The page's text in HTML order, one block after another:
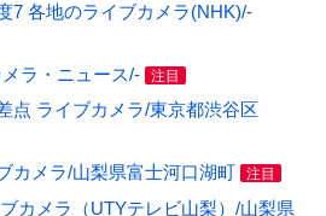
7 各地のライブカメラ(NHK)/-
ラ・ニュース/- 注目
点 ライブカメラ/東京都渋谷区
カメラ/山梨県富士河口湖町 注目
カメラ（UTYテレビ山梨）/山梨県